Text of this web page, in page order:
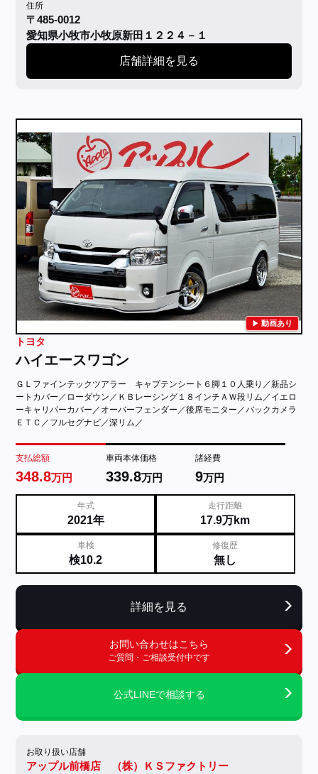
住所
〒485-0012
愛知県小牧市小牧原新田１２２４－１
店舗詳細を見る
動画あり
トヨタ
ハイエースワゴン
ＧＬファインテックツアラー キャプテンシート６脚１０人乗り／新品シ
ートカバー／ローダウン／ＫＢレーシング１８インチＡＷ段リム／イエロ
ーキャリパーカバー／オーバーフェンダー／後席モニター／バックカメラ
ＥＴＣ／フルセグナビ／深リム／
支払総額
348.8万円
車両本体価格
339.8万円
諸経費
9万円
年式
2021年
走行距離
17.9万km
車検
検10.2
修復歴
無し
詳細を見る
お問い合わせはこちら
ご質問・ご相談受付中です
公式LINEで相談する
お取り扱い店舗
アップル前橋店 （株）ＫＳファクトリー